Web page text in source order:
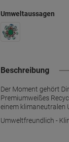
Umweltaussagen
Beschreibung
Der Moment gehört
Premiumweißes
einem klimaneutralen
Umweltfreundlich -